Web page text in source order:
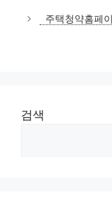
주택청약홈페
검색